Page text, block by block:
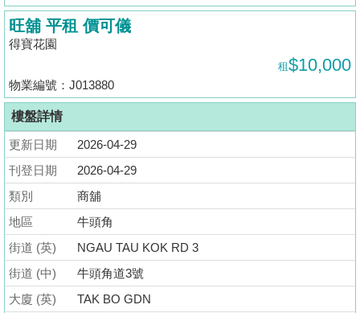
地
產
博
地
產
新
聞
數
據
公
佈
置
旺舖 平租 價可儀
得寶花園
租$10,000
物業編號：J013880
樓盤詳情
更新日期
2026-04-29
刊登日期
2026-04-29
類別
商舖
地區
牛頭角
街道 (英)
NGAU TAU KOK RD 3
街道 (中)
牛頭角道3號
大廈 (英)
TAK BO GDN